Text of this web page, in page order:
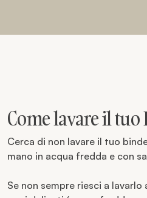
Come lavare il tuo
Cerca di non lavare il tuo
mano in acqua fredda e con
Se non sempre riesci a